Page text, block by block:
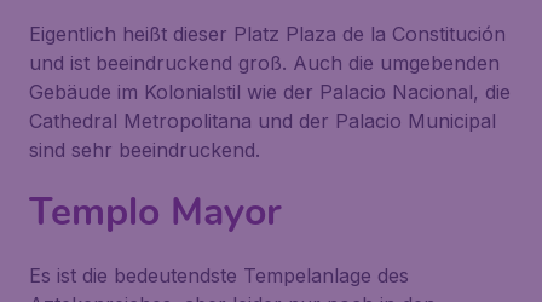
Eigentlich heißt dieser Platz Plaza de la Constitución
und ist beeindruckend groß. Auch die umgebenden
Gebäude im Kolonialstil wie der Palacio Nacional, die
Cathedral Metropolitana und der Palacio Municipal
sind sehr beeindruckend.
Templo Mayor
Es ist die bedeutendste Tempelanlage des